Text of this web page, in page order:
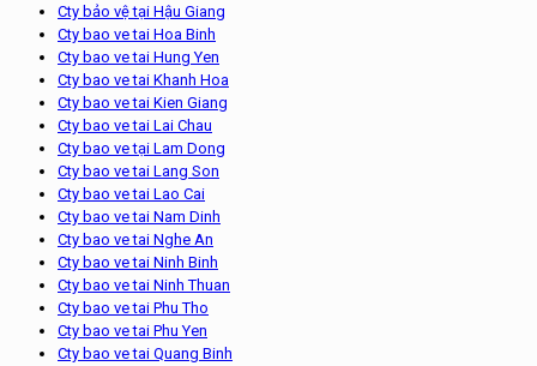
Cty bảo vệ tại Hậu Giang
Cty bao ve tai Hoa Binh
Cty bao ve tai Hung Yen
Cty bao ve tai Khanh Hoa
Cty bao ve tai Kien Giang
Cty bao ve tai Lai Chau
Cty bao ve tại Lam Dong
Cty bao ve tai Lang Son
Cty bao ve tai Lao Cai
Cty bao ve tai Nam Dinh
Cty bao ve tai Nghe An
Cty bao ve tai Ninh Binh
Cty bao ve tai Ninh Thuan
Cty bao ve tai Phu Tho
Cty bao ve tai Phu Yen
Cty bao ve tai Quang Binh